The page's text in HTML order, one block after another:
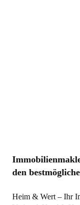
den
Heim & Wert – Ihr